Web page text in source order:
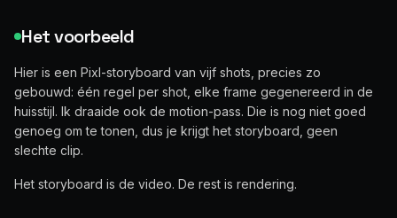
Het voorbeeld
Hier is een Pixl-storyboard van vijf shots, precies zo
gebouwd: één regel per shot, elke frame gegenereerd in de
huisstijl. Ik draaide ook de motion-pass. Die is nog niet goed
genoeg om te tonen, dus je krijgt het storyboard, geen
slechte clip.
Het storyboard is de video. De rest is rendering.